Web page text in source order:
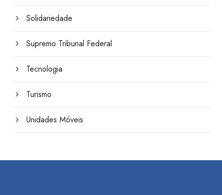
Solidariedade
Supremo Tribunal Federal
Tecnologia
Turismo
Unidades Móveis